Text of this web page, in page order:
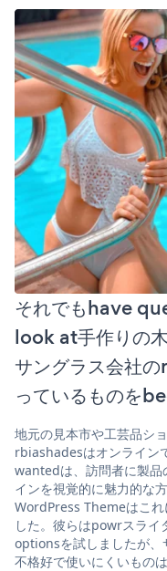
それでもhave
look at手作りの
サングラス会社
っているものを
地元の見本市や工芸品シ
rbiashadesはオンライン
wantedは、訪問者に製品
インを視覚的に魅力的な
WordPress Themeはこ
した。彼らはpowrスラ
optionsを試しましたが、
不格好で使いにくいもの